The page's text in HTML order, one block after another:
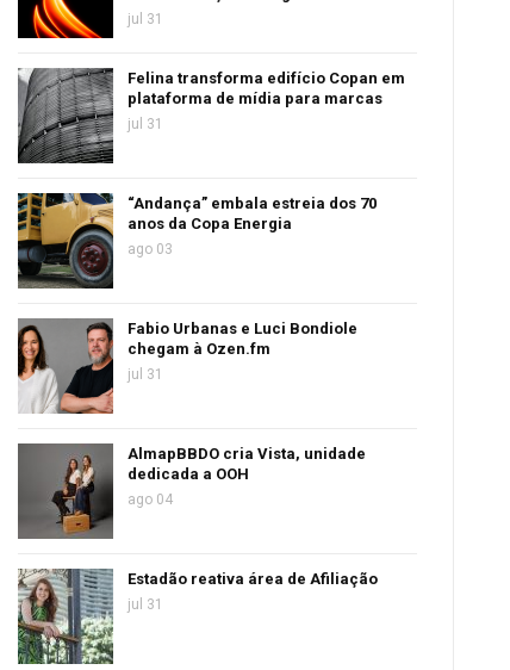
jul 31
Felina transforma edifício Copan em
plataforma de mídia para marcas
jul 31
“Andança” embala estreia dos 70
anos da Copa Energia
ago 03
Fabio Urbanas e Luci Bondiole
chegam à Ozen.fm
jul 31
AlmapBBDO cria Vista, unidade
dedicada a OOH
ago 04
Estadão reativa área de Afiliação
jul 31